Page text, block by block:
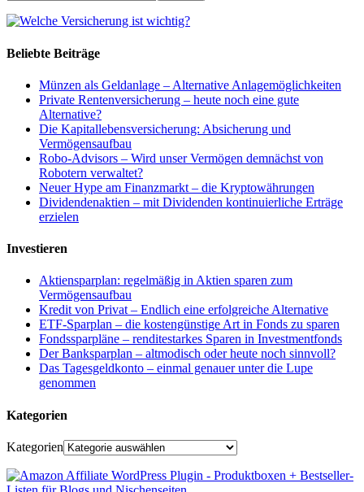
Beliebte Beiträge
Münzen als Geldanlage – Alternative Anlagemöglichkeiten
Private Rentenversicherung – heute noch eine gute
Alternative?
Die Kapitallebensversicherung: Absicherung und
Vermögensaufbau
Robo-Advisors – Wird unser Vermögen demnächst von
Robotern verwaltet?
Neuer Hype am Finanzmarkt – die Kryptowährungen
Dividendenaktien – mit Dividenden kontinuierliche Erträge
erzielen
Investieren
Aktiensparplan: regelmäßig in Aktien sparen zum
Vermögensaufbau
Kredit von Privat – Endlich eine erfolgreiche Alternative
ETF-Sparplan – die kostengünstige Art in Fonds zu sparen
Fondssparpläne – renditestarkes Sparen in Investmentfonds
Der Banksparplan – altmodisch oder heute noch sinnvoll?
Das Tagesgeldkonto – einmal genauer unter die Lupe
genommen
Kategorien
Kategorien